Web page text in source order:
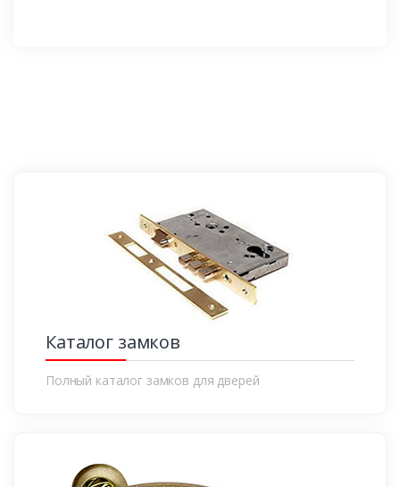
Каталог замков
Полный каталог замков для дверей